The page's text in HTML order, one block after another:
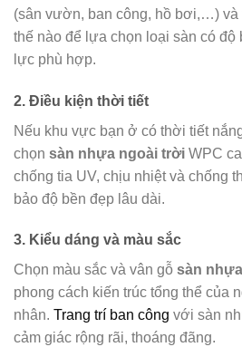
(sân vườn, ban công, hồ bơi,…) và
thế nào để lựa chọn loại sàn có độ
lực phù hợp.
2. Điều kiện thời tiết
Nếu khu vực bạn ở có thời tiết
chọn sàn nhựa ngoài trời WPC
chống tia UV, chịu nhiệt và chống
bảo độ bền đẹp lâu dài.
3. Kiểu dáng và màu sắc
Chọn màu sắc và vân gỗ sàn
phong cách kiến trúc tổng thể của
nhân. Trang trí ban công với sàn
cảm giác rộng rãi, thoáng đãng.